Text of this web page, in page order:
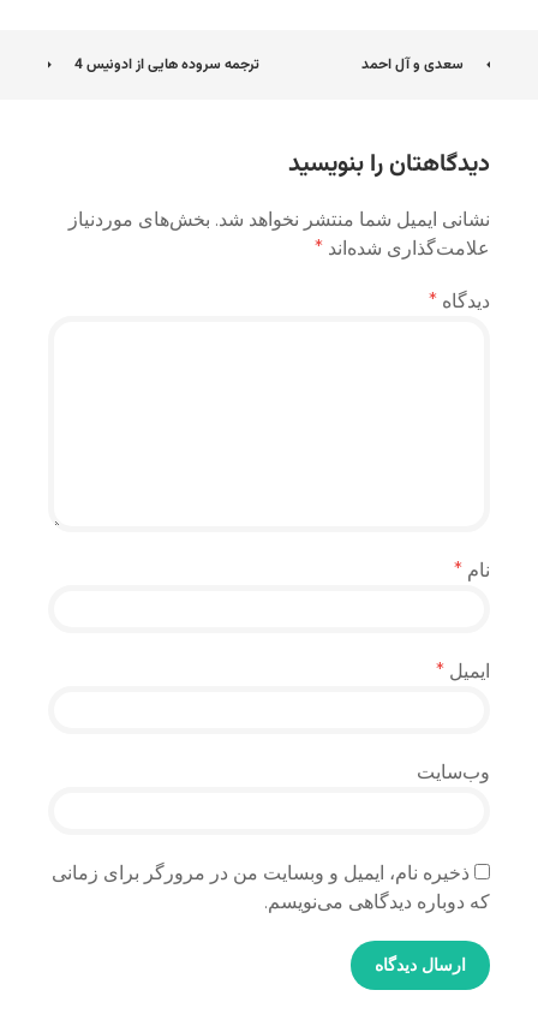
ناوبری
سعدی و آل احمد ترجمه سروده هایی از ادونیس 4
دیدگاهتان را بنویسید
نشانی ایمیل شما منتشر نخواهد شد. بخش‌های موردنیاز
علامت‌گذاری شده‌اند *
دیدگاه *
نام *
ایمیل *
وب‌سایت
ذخیره نام، ایمیل و وبسایت من در مرورگر برای زمانی
که دوباره دیدگاهی می‌نویسم.